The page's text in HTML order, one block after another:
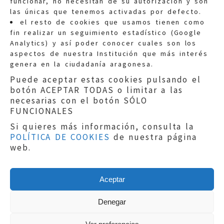
las únicas que tenemos activadas por defecto.
el resto de cookies que usamos tienen como
fin realizar un seguimiento estadístico (Google
Analytics) y así poder conocer cuales son los
aspectos de nuestra Institución que más interés
genera en la ciudadanía aragonesa.
Puede aceptar estas cookies pulsando el
botón ACEPTAR TODAS o limitar a las
necesarias con el botón SÓLO
FUNCIONALES
Si quieres más información, consulta la
POLÍTICA DE COOKIES de nuestra página
web.
Aceptar
Denegar
Quejas:quejas@eljusticiadearagon.es
Información general:
informacion@eljusticiadearagon.es
Teléfonos:900 210 210/
Aviso legal|Política de privacidad|
Protección de Datos
Política de cookies
Copyright © 2019El Justicia de Aragón|
Sephor Consulting